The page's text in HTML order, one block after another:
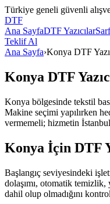
Türkiye geneli güvenli
DTF
Ana SayfaDTF Yazıcılar
Teklif Al
Ana Sayfa›Konya DTF
Konya DTF
Konya bölgesinde tekstil
Makine seçimi yapılırken
vermemeli; hizmetin
Konya İçin DTF
Başlangıç seviyesindeki
dolaşımı, otomatik temizlik,
dahil olup olmadığını